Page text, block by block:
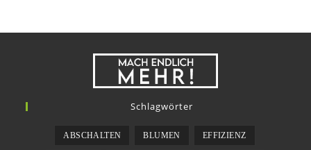
Schlagwörter
ABSCHALTEN BLUMEN EFFIZIENZ